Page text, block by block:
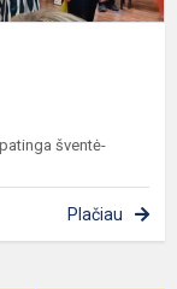
šventė-
Plačiau